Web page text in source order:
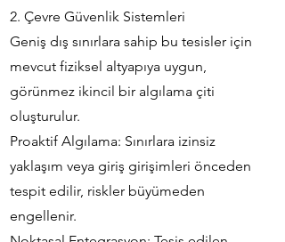
2. Çevre Güvenlik Sistemleri
Geniş dış sınırlara sahip bu tesisler için
mevcut fiziksel altyapıya uygun,
görünmez ikincil bir algılama çiti
oluşturulur.
Proaktif Algılama: Sınırlara izinsiz
yaklaşım veya giriş girişimleri önceden
tespit edilir, riskler büyümeden
engellenir.